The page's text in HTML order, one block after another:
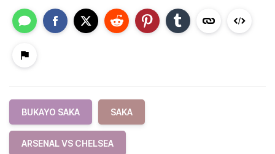
BUKAYO SAKA SAKA
ARSENAL VS CHELSEA